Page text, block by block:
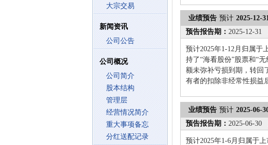
大宗交易
新闻资讯
公司公告
公司概况
公司简介
股本结构
管理层
经营情况简介
重大事项备忘
分红送配记录
业绩预告 预计 2025-12-
预告报告期： 2025-12-31
预计2025年1-12月归属于
持了“海看股份”股票和“
额未弥补亏损到期，转回
有者的扣除非经常性损益
业绩预告 预计 2025-06-
预告报告期： 2025-06-30
预计2025年1-6月归属于